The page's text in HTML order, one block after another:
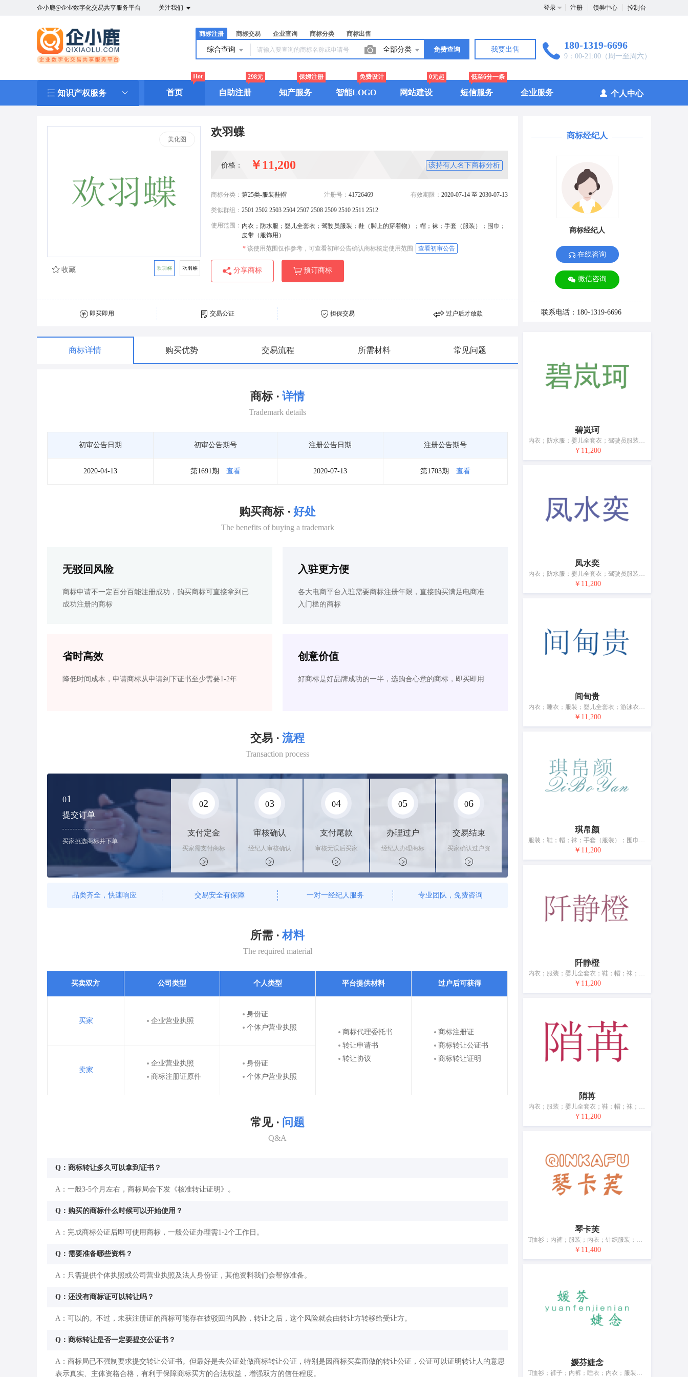
企小鹿@企业数字化交易共享服务平台 关注我们 登录 注册 领券中心 控制台
商标注册 商标交易 企业查询 商标分类 商标出售
综合查询 全部分类 免费查询 我要出售 180-1319-6696
9：00-21:00（周一至周六）
知识产权服务 首页
Hot
自助注册
298元
知产服务
保姆注册
智能LOGO
免费设计
网站建设
0元起
短信服务
低至6分一条
企业服务 个人中心
美化图
欢羽蝶
价格： ￥11,200 该持有人名下商标分析
商标分类： 第25类-服装鞋帽 注册号： 41726469 有效期限： 2020-07-14 至 2030-07-13
类似群组： 2501 2502 2503 2504 2507 2508 2509 2510 2511 2512
使用范围： 内衣；防水服；婴儿全套衣；驾驶员服装；鞋（脚上的穿着物）；帽；袜；手套（服装）；围巾；
皮带（服饰用）
* 该使用范围仅作参考，可查看初审公告确认商标核定使用范围 查看初审公告
分享商标 预订商标
收藏
即买即用 交易公证 担保交易 过户后才放款
商标详情 购买优势 交易流程 所需材料 常见问题
商标 · 详情
Trademark details
初审公告日期 初审公告期号 注册公告日期 注册公告期号
2020-04-13 第1691期 查看 2020-07-13 第1703期 查看
购买商标 · 好处
The benefits of buying a trademark
无驳回风险
商标申请不一定百分百能注册成功，购买商标可直接拿到已
成功注册的商标
入驻更方便
各大电商平台入驻需要商标注册年限，直接购买满足电商准
入门槛的商标
省时高效
降低时间成本，申请商标从申请到下证书至少需要1-2年
创意价值
好商标是好品牌成功的一半，选购合心意的商标，即买即用
交易 · 流程
Transaction process
01
提交订单
买家挑选商标并下单
02
支付定金
买家需支付商标
标价的100%的
购买订金
03
审核确认
经纪人审核确认
商标状态
04
支付尾款
审核无误后买家
支付尾款，卖家
办理相关手续
05
办理过户
经纪人办理商标
转让手续，交付
相关证书
06
交易结束
买家确认过户资
料后，平台解冻
资金支付卖家
品类齐全，快速响应 交易安全有保障 一对一经纪人服务 专业团队，免费咨询
所需 · 材料
The required material
买卖双方 公司类型 个人类型 平台提供材料 过户后可获得
买家 企业营业执照
身份证
个体户营业执照
商标代理委托书
转让申请书
转让协议
商标注册证
商标转让公证书
商标转让证明
卖家
企业营业执照
商标注册证原件
身份证
个体户营业执照
常见 · 问题
Q&A
Q：商标转让多久可以拿到证书？
A：一般3-5个月左右，商标局会下发《核准转让证明》。
Q：购买的商标什么时候可以开始使用？
A：完成商标公证后即可使用商标，一般公证办理需1-2个工作日。
Q：需要准备哪些资料？
A：只需提供个体执照或公司营业执照及法人身份证，其他资料我们会帮你准备。
Q：还没有商标证可以转让吗？
A：可以的。不过，未获注册证的商标可能存在被驳回的风险，转让之后，这个风险就会由转让方转移给受让方。
Q：商标转让是否一定要提交公证书？
A：商标局已不强制要求提交转让公证书。但最好是去公证处做商标转让公证，特别是因商标买卖而做的转让公证，公证可以证明转让人的意思
表示真实、主体资格合格，有利于保障商标买方的合法权益，增强双方的信任程度。
商标经纪人
商标经纪人
在线咨询
微信咨询
联系电话：180-1319-6696
碧岚珂
内衣；防水服；婴儿全套衣；驾驶员服装；鞋（脚上的穿着物）；帽；袜；手套（服装）；围巾；皮带（服饰用）
￥11,200
凤水奕
内衣；防水服；婴儿全套衣；驾驶员服装；鞋（脚上的穿着物）；帽；袜；手套（服装）；围巾；皮带（服饰用）
￥11,200
间甸贵
内衣；睡衣；服装；婴儿全套衣；游泳衣；鞋（脚上的穿着物）；袜；手套（服装）；围巾；皮带（服饰用）
￥11,200
琪帛颜
服装；鞋；帽；袜；手套（服装）；围巾；腰带；婚纱；浴帽；睡眠用眼罩
￥11,200
阡静橙
内衣；服装；婴儿全套衣；鞋；帽；袜；手套（服装）；围巾；腰带；睡眠用眼罩
￥11,200
陗苒
内衣；服装；婴儿全套衣；鞋；帽；袜；手套（服装）；围巾；腰带；睡眠用眼罩
￥11,200
琴卡芙
T恤衫；内裤；服装；内衣；针织服装；童装；睡衣；婴儿全套衣；鞋；皮带（服饰用）
￥11,400
媛芬婕念
T恤衫；裤子；内裤；睡衣；内衣；服装；婴儿全套衣；游泳衣；游泳裤；围巾